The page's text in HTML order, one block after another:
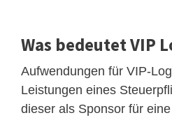
Was bedeutet VIP
Aufwendungen für VIP-
Leistungen eines
dieser als Sponsor für